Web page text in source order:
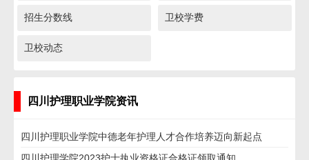
招生分数线 卫校学费
卫校动态
四川护理职业学院资讯
四川护理职业学院中德老年护理人才合作培养迈向新起点